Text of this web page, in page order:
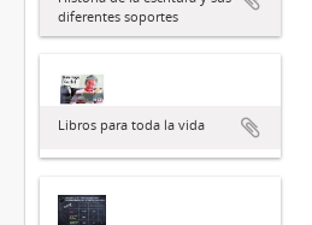
diferentes soportes
Libros para toda la vida